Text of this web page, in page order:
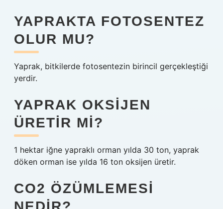
YAPRAKTA FOTOSENTEZ
OLUR MU?
Yaprak, bitkilerde fotosentezin birincil gerçekleştiği
yerdir.
YAPRAK OKSIJEN
ÜRETIR MI?
1 hektar iğne yapraklı orman yılda 30 ton, yaprak
döken orman ise yılda 16 ton oksijen üretir.
CO2 ÖZÜMLEMESI